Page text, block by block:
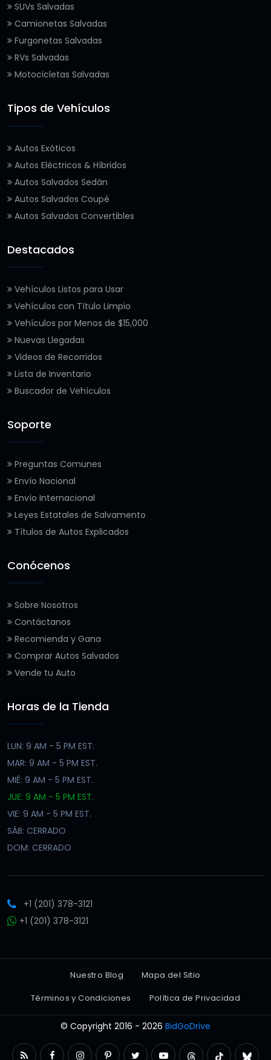
SUVs Salvadas
Camionetas Salvadas
Furgonetas Salvadas
RVs Salvadas
Motocicletas Salvadas
Tipos de Vehículos
Autos Exóticos
Autos Eléctricos & Híbridos
Autos Salvados Sedán
Autos Salvados Coupé
Autos Salvados Convertibles
Destacados
Vehículos Listos para Usar
Vehículos con Título Limpio
Vehículos por Menos de $15,000
Nuevas Llegadas
Videos de Recorridos
Lista de Inventario
Buscador de Vehículos
Soporte
Preguntas Comunes
Envío Nacional
Envío Internacional
Leyes Estatales de Salvamento
Títulos de Autos Explicados
Conócenos
Sobre Nosotros
Contáctanos
Recomienda y Gana
Comprar Autos Salvados
Vende tu Auto
Horas de la Tienda
LUN: 9 AM - 5 PM EST.
MAR: 9 AM - 5 PM EST.
MIÉ: 9 AM - 5 PM EST.
JUE: 9 AM - 5 PM EST.
VIE: 9 AM - 5 PM EST.
SÁB: CERRADO
DOM: CERRADO
+1 (201) 378-3121
+1 (201) 378-3121
Nuestro Blog
Mapa del Sitio
Términos y Condiciones
Política de Privacidad
© Copyright 2016 - 2026 BidGoDrive